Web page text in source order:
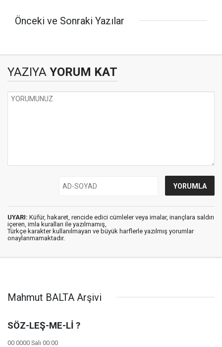
Önceki ve Sonraki Yazılar
YAZIYA YORUM KAT
UYARI: Küfür, hakaret, rencide edici cümleler veya imalar, inançlara saldırı
içeren, imla kuralları ile yazılmamış,
Türkçe karakter kullanılmayan ve büyük harflerle yazılmış yorumlar
onaylanmamaktadır.
Mahmut BALTA Arşivi
SÖZ-LEŞ-ME-Lİ ?
00 0000 Salı 00:00